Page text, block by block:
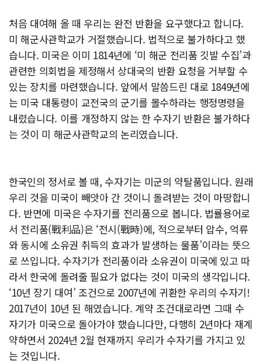
처음 대여해 올 때 우리는 완전 반환을 요구했다고 합니다.
미 해군사관학교가 거절했습니다. 법적으로 불가하다고 했
습니다. 미국은 이미 1814년에 ‘미 해군 전리품 깃발 수집’과
관련한 의회법을 제정해서 상대국의 반환 요청을 거부할 수
있는 장치를 마련했습니다. 앞에서 말씀드린 대로 1849년에
는 미국 대통령이 교전국의 군기를 몰수하라는 행정명령을
내렸습니다. 이를 개정하지 않는 한 수자기 반환은 불가하다
는 것이 미 해군사관학교의 논리였습니다.
한국인의 정서로 볼 때, 수자기는 미군의 약탈품입니다. 원래
우리 것을 미국이 빼앗아 간 것이니 돌려받는 것이 마땅합니
다. 반면에 미국은 수자기를 전리품으로 봅니다. 법률용어로
서 전리품(戰利品)은 ‘전시(戰時)에, 적으로부터 압수, 억류
와 동시에 소유권 취득의 효과가 발생하는 물품’이라는 뜻으
로 쓰입니다. 수자기가 전리품이라 소유권이 미국에 있고 따
라서 한국에 돌려줄 필요가 없다는 것이 미국의 생각입니다.
‘10년 장기 대여’ 조건으로 2007년에 귀환한 우리의 수자기!
2017년이 10년 된 해였습니다. 계약 조건대로라면 그때 수
자기가 미국으로 돌아가야 했습니다만, 다행히 2년마다 재계
약하면서 2024년 2월 현재까지 우리가 수자기를 가지고 있
는 것입니다.